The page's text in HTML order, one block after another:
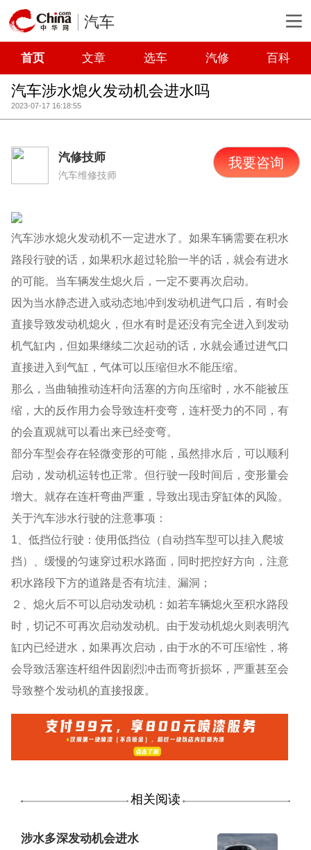
汽车
首页 文章 选车 汽修 百科
汽车涉水熄火发动机会进水吗
2023-07-17 16:18:55
汽修技师
汽车维修技师
我要咨询
汽车涉水熄火发动机不一定进水了。如果车辆需要在积水
路段行驶的话，如果积水超过轮胎一半的话，就会有进水
的可能。当车辆发生熄火后，一定不要再次启动。
因为当水静态进入或动态地冲到发动机进气口后，有时会
直接导致发动机熄火，但水有时是还没有完全进入到发动
机气缸内，但如果继续二次起动的话，水就会通过进气口
直接进入到气缸，气体可以压缩但水不能压缩。
那么，当曲轴推动连杆向活塞的方向压缩时，水不能被压
缩，大的反作用力会导致连杆变弯，连杆受力的不同，有
的会直观就可以看出来已经变弯。
部分车型会存在轻微变形的可能，虽然排水后，可以顺利
启动，发动机运转也正常。但行驶一段时间后，变形量会
增大。就存在连杆弯曲严重，导致出现击穿缸体的风险。
关于汽车涉水行驶的注意事项：
1、低挡位行驶：使用低挡位（自动挡车型可以挂入爬坡
挡）、缓慢的匀速穿过积水路面，同时把控好方向，注意
积水路段下方的道路是否有坑洼、漏洞；
２、熄火后不可以启动发动机：如若车辆熄火至积水路段
时，切记不可再次启动发动机。由于发动机熄火则表明汽
缸内已经进水，如果再次启动，由于水的不可压缩性，将
会导致活塞连杆组件因剧烈冲击而弯折损坏，严重甚至会
导致整个发动机的直接报废。
相关阅读
涉水多深发动机会进水